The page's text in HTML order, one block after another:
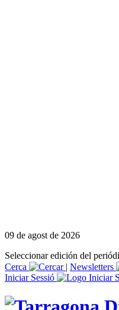
09 de agost de 2026
Seleccionar edición del
Cerca
| Newsletters
Iniciar Sessió